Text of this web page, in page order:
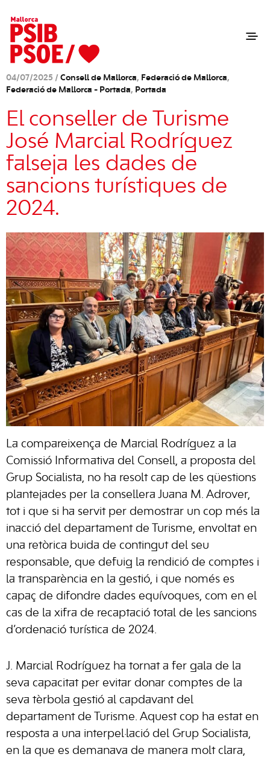
04/07/2025 / Consell de Mallorca, Federació de Mallorca,
Federació de Mallorca - Portada, Portada
El conseller de Turisme
José Marcial Rodríguez
falseja les dades de
sancions turístiques de
2024.
La compareixença de Marcial Rodríguez a la
Comissió Informativa del Consell, a proposta del
Grup Socialista, no ha resolt cap de les qüestions
plantejades per la consellera Juana M. Adrover,
tot i que si ha servit per demostrar un cop més la
inacció del departament de Turisme, envoltat en
una retòrica buida de contingut del seu
responsable, que defuig la rendició de comptes i
la transparència en la gestió, i que només es
capaç de difondre dades equívoques, com en el
cas de la xifra de recaptació total de les sancions
d’ordenació turística de 2024.
J. Marcial Rodríguez ha tornat a fer gala de la
seva capacitat per evitar donar comptes de la
seva tèrbola gestió al capdavant del
departament de Turisme. Aquest cop ha estat en
resposta a una interpel·lació del Grup Socialista,
en la que es demanava de manera molt clara,